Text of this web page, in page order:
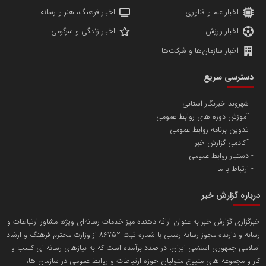
پایگاه اطلاع رسانی اعتلای نهادهای مردمی
تامین آهن اسفنجی تولیدکنندگان فولاد در کشور
تریبون
انتشار گسترده محتوا در رسانه گزارش خبر
مسعودصادقی
اخبار علم و فناوری
اخبار فرهنگ، هنر و رسانه
اخبار ورزش
اخبار زندگی و سرگرمی
اخبار سازمان‌ها و شرکت‌ها
دسترسی سریع
شهروند خبرنگار استانی
آموزش دوره های روابط عمومی
تدوین برنامه روابط عمومی
آکادمی گزارش خبر
دستیار روابط عمومی
ارتباط با ما
درباره گزارش خبر
خبرگزاری گزارش خبر به عنوان ارائه دهنده میز خدمات رسانه‌ای ویژه، مشاور ارتباطات و
رسانه و دارنده مجوز رسانه رسمی با شماره ثبت 86752 از وزارت محترم فرهنگ و ارشاد
اسلامی جمهوری اسلامی ایران، در صدد برآمده است که به نیازهای رسانه ای کسب و
کار و مجموعه های متبوع متولیان حوزه ارتباطات و روابط عمومی در سازمان ها،